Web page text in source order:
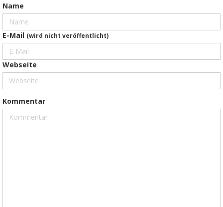
Name
E-Mail (wird nicht veröffentlicht)
Webseite
Kommentar